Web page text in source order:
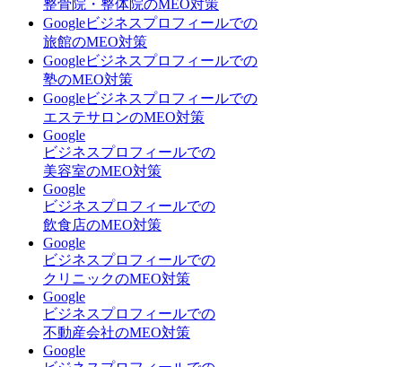
整骨院・整体院のMEO対策
Googleビジネスプロフィールでの
旅館のMEO対策
Googleビジネスプロフィールでの
塾のMEO対策
Googleビジネスプロフィールでの
エステサロンのMEO対策
Google
ビジネスプロフィールでの
美容室のMEO対策
Google
ビジネスプロフィールでの
飲食店のMEO対策
Google
ビジネスプロフィールでの
クリニックのMEO対策
Google
ビジネスプロフィールでの
不動産会社のMEO対策
Google